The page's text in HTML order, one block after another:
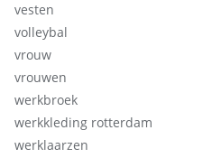
vesten
volleybal
vrouw
vrouwen
werkbroek
werkkleding rotterdam
werklaarzen